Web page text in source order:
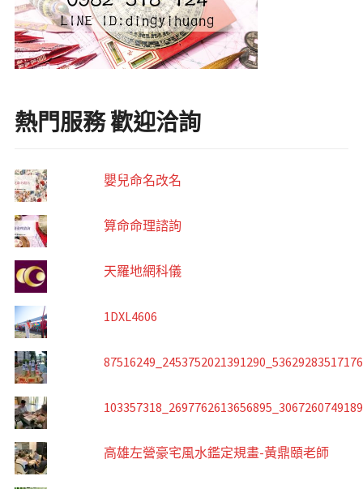
熱門服務 歡迎洽詢
嬰兒命名改名
算命命理諮詢
天羅地網科儀
1DXL4606
高雄左營豪宅風水鑑定規畫-黃鼎頤老師